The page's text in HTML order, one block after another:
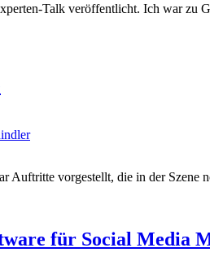
Talk veröffentlicht. Ich war
Auftritte vorgestellt, die in der
für Social Media